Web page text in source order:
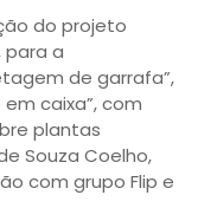
do projeto
para a
de garrafa”,
caixa”, com
plantas
Souza Coelho,
com grupo Flip e